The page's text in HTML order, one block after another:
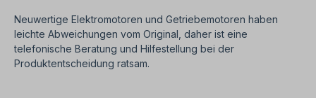
Neuwertige Elektromotoren und Getriebemotoren haben
leichte Abweichungen vom Original, daher ist eine
telefonische Beratung und Hilfestellung bei der
Produktentscheidung ratsam.